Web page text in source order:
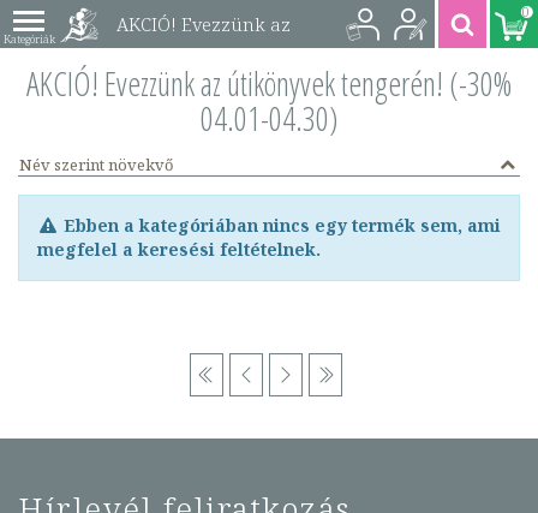
AKCIÓ! Evezzünk az
útikönyvek tengerén!
(-30% 04.01-04.30)
0
AKCIÓ! Evezzünk az útikönyvek tengerén! (-30%
04.01-04.30)
Név szerint növekvő
Ebben a kategóriában nincs egy termék sem, ami
megfelel a keresési feltételnek.